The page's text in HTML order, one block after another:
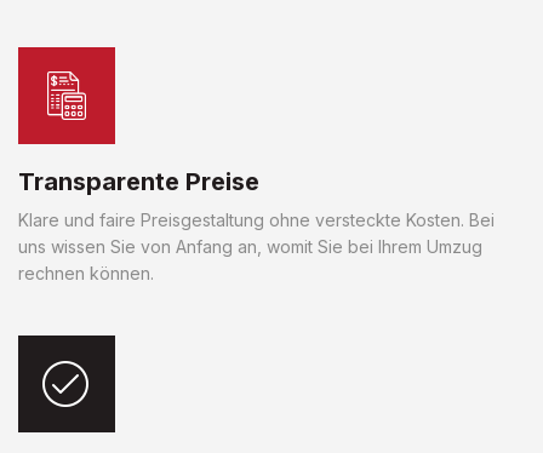
Transparente Preise
Klare und faire Preisgestaltung ohne versteckte Kosten. Bei
uns wissen Sie von Anfang an, womit Sie bei Ihrem Umzug
rechnen können.